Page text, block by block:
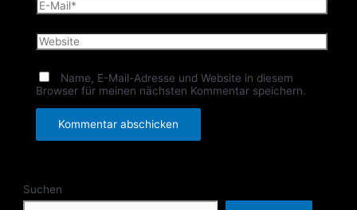
Mail*
Website
Name, E-Mail-Adresse und Website in diesem
Browser für meinen nächsten Kommentar speichern.
Suchen